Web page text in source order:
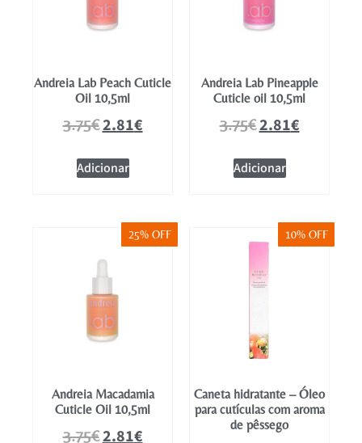
Andreia Lab Peach Cuticle
Oil 10,5ml
3.75€2.81€
Adicionar
Andreia Lab Pineapple
Cuticle oil 10,5ml
3.75€2.81€
Adicionar
25% OFF
Andreia Macadamia
Cuticle Oil 10,5ml
3.75€2.81€
10% OFF
Caneta hidratante – Óleo
para cutículas com aroma
de pêssego